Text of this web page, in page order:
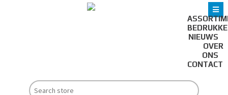
NIEUWS
OVER
ONS
CONTACT